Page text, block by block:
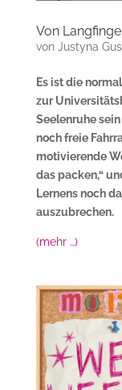
Von
von Justyna
Es ist die
zur
Seelenruhe
noch freie
motivierende
das packen,“
Lernens noch
auszubrechen.
(mehr …)